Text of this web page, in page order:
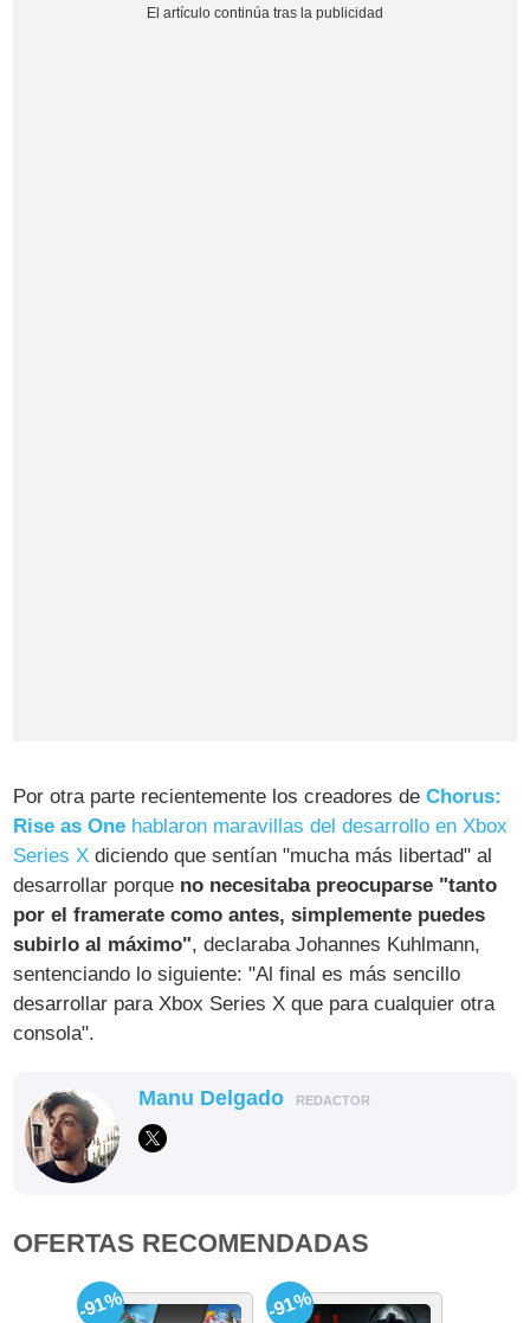
Por otra parte recientemente los creadores deChorus:
Rise as One hablaron maravillas del desarrollo en Xbox
Series X diciendo que sentían "mucha más libertad" al
desarrollar porque no necesitaba preocuparse "tanto
por el framerate como antes, simplemente puedes
subirlo al máximo", declaraba Johannes Kuhlmann,
sentenciando lo siguiente: "Al final es más sencillo
desarrollar para Xbox Series X que para cualquier otra
consola".
Manu Delgado REDACTOR
OFERTAS RECOMENDADAS
-91% -91%